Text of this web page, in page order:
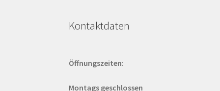
Kontaktdaten
Öffnungszeiten:
Montags geschlossen